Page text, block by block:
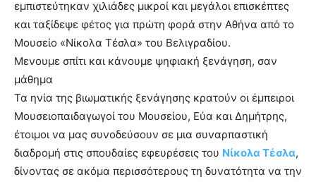
εμπιστεύτηκαν χιλιάδες μικροί και μεγάλοι επισκέπτες
και ταξίδεψε φέτος για πρώτη φορά στην Αθήνα από το
Μουσείο «Νίκολα Τέσλα» του Βελιγραδίου.
Μενουμε σπίτι και κάνουμε ψηφιακή ξενάγηση, σαν
μάθημα
Τα ηνία της βιωματικής ξενάγησης κρατούν οι έμπειροι
Μουσειοπαιδαγωγοί του Μουσείου, Εύα και Δημήτρης,
έτοιμοι να μας συνοδεύσουν σε μια συναρπαστική
διαδρομή στις σπουδαίες εφευρέσεις του Νίκολα Τέσλα,
δίνοντας σε ακόμα περισσότερους τη δυνατότητα να την